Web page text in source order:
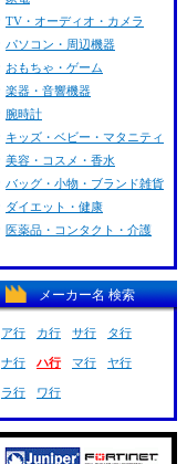
TV・オーディオ・カメラ
パソコン・周辺機器
おもちゃ・ゲーム
楽器・音響機器
腕時計
キッズ・ベビー・マタニティ
美容・コスメ・香水
バッグ・小物・ブランド雑貨
ダイエット・健康
医薬品・コンタクト・介護
メーカー名 検索
ア行 カ行 サ行 タ行
ナ行 ハ行 マ行 ヤ行
ラ行 ワ行